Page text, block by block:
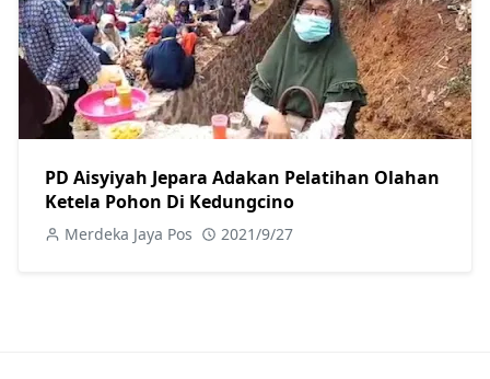
PD Aisyiyah Jepara Adakan Pelatihan Olahan
Ketela Pohon Di Kedungcino
Merdeka Jaya Pos 2021/9/27